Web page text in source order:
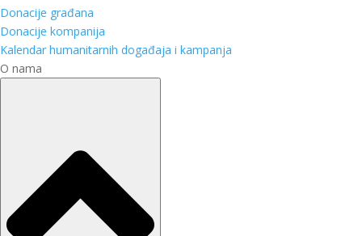
Donacije građana
Donacije kompanija
Kalendar humanitarnih događaja i kampanja
O nama